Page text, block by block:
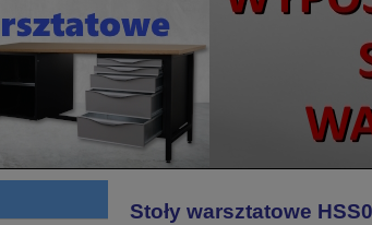
Stoły warsztatowe